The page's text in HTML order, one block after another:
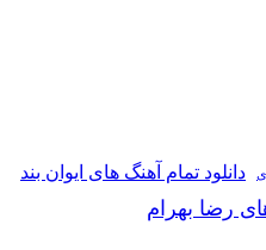
دانلود تمام آهنگ های ایوان بند
رضا بهرام